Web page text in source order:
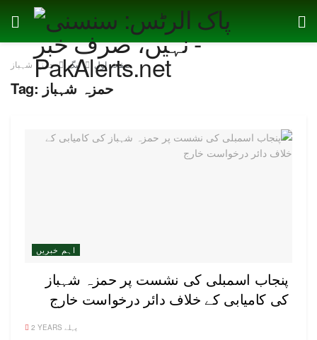
صفحہ اول ٹیگ حمزہ شہباز
Tag: حمزہ شہباز
اہم خبریں
پنجاب اسمبلی کی نشست پر حمزہ شہباز
کی کامیابی کے خلاف دائر درخواست خارج
2 YEARS پہلے